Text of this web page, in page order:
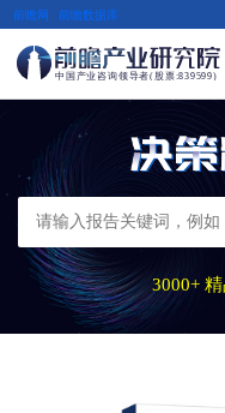
前瞻网 前瞻数据库
3000+